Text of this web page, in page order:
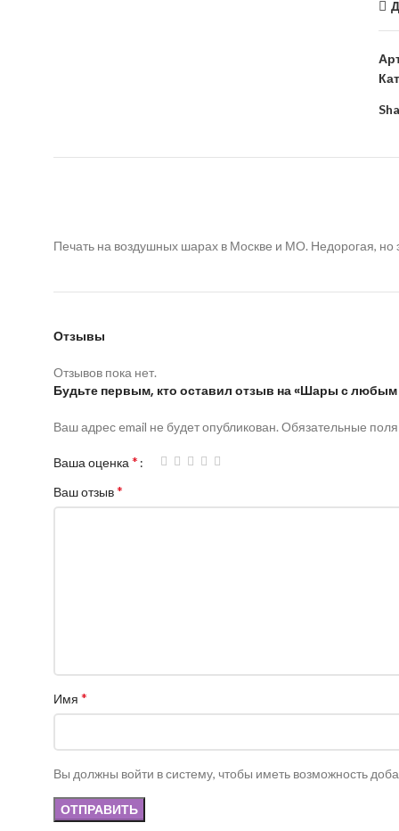
Печать на воздушных шарах в Москве и МО. Недорогая,
Отзывы
Отзывов пока нет.
Будьте первым, кто оставил отзыв на «Шары с
Ваш адрес email не будет опубликован. Обязательные
Ваша оценка *
Ваш отзыв*
Имя *
Вы должны войти в систему, чтобы иметь возможность